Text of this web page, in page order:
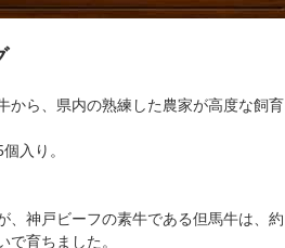
から、県内の熟練した農家が高度な飼育
入り。
、神戸ビーフの素牛である但馬牛は、約
で育ちました。